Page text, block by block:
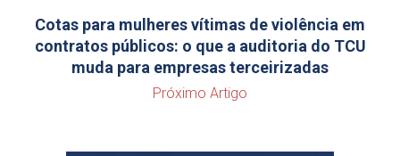
Cotas para mulheres vítimas de violência em
contratos públicos: o que a auditoria do TCU
muda para empresas terceirizadas
Próximo Artigo